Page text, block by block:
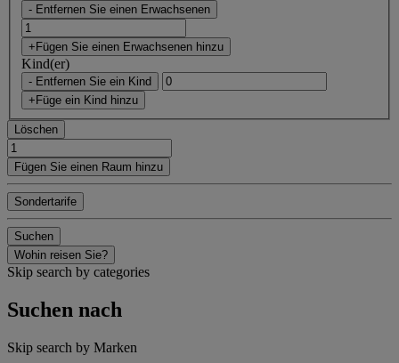
- Entfernen Sie einen Erwachsenen
+Fügen Sie einen Erwachsenen hinzu
Kind(er)
- Entfernen Sie ein Kind
+Füge ein Kind hinzu
Löschen
Fügen Sie einen Raum hinzu
Sondertarife
Suchen
Wohin reisen Sie?
Skip search by categories
Suchen nach
Skip search by Marken